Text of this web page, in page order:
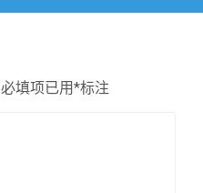
必填项已用*标注